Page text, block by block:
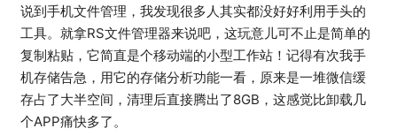
说到手机文件管理，我发现很多人其实都没好好利用手头的
工具。就拿RS文件管理器来说吧，这玩意儿可不止是简单的
复制粘贴，它简直是个移动端的小型工作站！记得有次我手
机存储告急，用它的存储分析功能一看，原来是一堆微信缓
存占了大半空间，清理后直接腾出了8GB，这感觉比卸载几
个APP痛快多了。